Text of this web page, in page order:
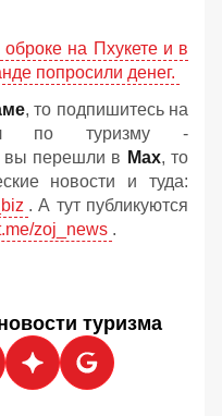
на Пхукете и в
попросили денег.
, то подпишитесь на
по туризму -
вы перешли в Мах, то
новости и туда:
. А тут публикуются
zoj_news .
туризма